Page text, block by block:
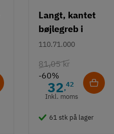
Langt, kantet
bøjlegreb i
rustfrit stål m/
- 490 mm
110.71.000
81,05 kr
-60%
32,42
Inkl. moms
61 stk på lager